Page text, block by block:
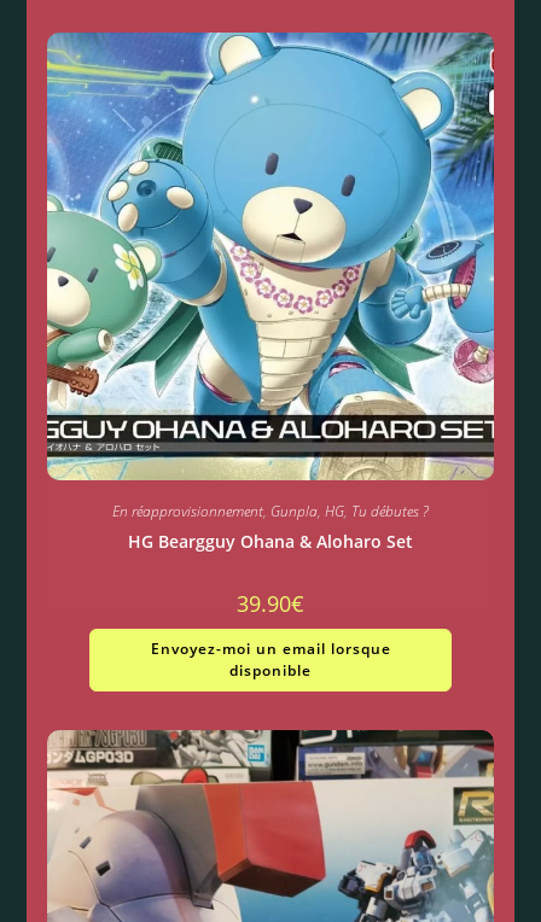
En réapprovisionnement, Gunpla, HG, Tu débutes ?
HG Beargguy Ohana & Aloharo Set
39.90€
Envoyez-moi un email lorsque
disponible